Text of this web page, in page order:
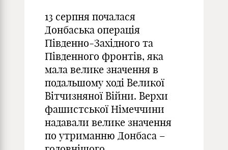
13 серпня почалася
Донбаська операція
Південно-Західного та
Південного фронтів, яка
мала велике значення в
подальшому ході Великої
Вітчизняної Війни. Верхи
фашистської Німеччини
надавали велике значення
по утриманню Донбаса –